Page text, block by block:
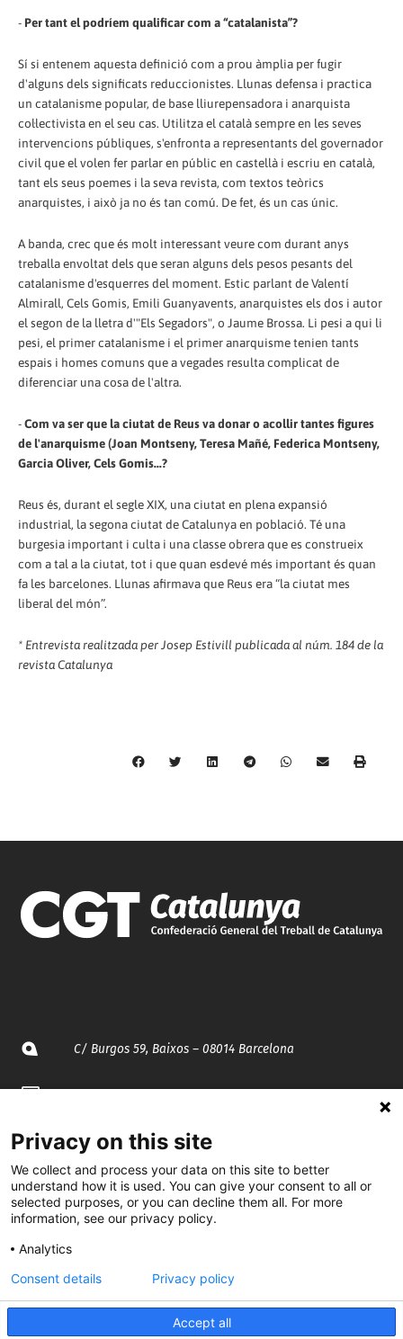
- Per tant el podríem qualificar com a “catalanista”?
Sí si entenem aquesta definició com a prou àmplia per fugir
d'alguns dels significats reduccionistes. Llunas defensa i practica
un catalanisme popular, de base lliurepensadora i anarquista
col·lectivista en el seu cas. Utilitza el català sempre en les seves
intervencions públiques, s'enfronta a representants del governador
civil que el volen fer parlar en públic en castellà i escriu en català,
tant els seus poemes i la seva revista, com textos teòrics
anarquistes, i això ja no és tan comú. De fet, és un cas únic.
A banda, crec que és molt interessant veure com durant anys
treballa envoltat dels que seran alguns dels pesos pesants del
catalanisme d'esquerres del moment. Estic parlant de Valentí
Almirall, Cels Gomis, Emili Guanyavents, anarquistes els dos i autor
el segon de la lletra d'"Els Segadors", o Jaume Brossa. Li pesi a qui li
pesi, el primer catalanisme i el primer anarquisme tenien tants
espais i homes comuns que a vegades resulta complicat de
diferenciar una cosa de l'altra.
-Com va ser que la ciutat de Reus va donar o acollir tantes figures
de l'anarquisme (Joan Montseny, Teresa Mañé, Federica Montseny,
Garcia Oliver, Cels Gomis...?
Reus és, durant el segle XIX, una ciutat en plena expansió
industrial, la segona ciutat de Catalunya en població. Té una
burgesia important i culta i una classe obrera que es construeix
com a tal a la ciutat, tot i que quan esdevé més important és quan
fa les barcelones. Llunas afirmava que Reus era “la ciutat mes
liberal del món”.
* Entrevista realitzada per Josep Estivill publicada al núm. 184 de la
revista Catalunya
C/ Burgos 59, Baixos – 08014 Barcelona
935 120 481
@CGTCatalunya
cgtcatalunya
Privacy on this site
We collect and process your data on this site to better
understand how it is used. You can give your consent to all or
selected purposes, or you can decline them all. For more
information, see our privacy policy.
Analytics
Accept all
Consent details Privacy policy